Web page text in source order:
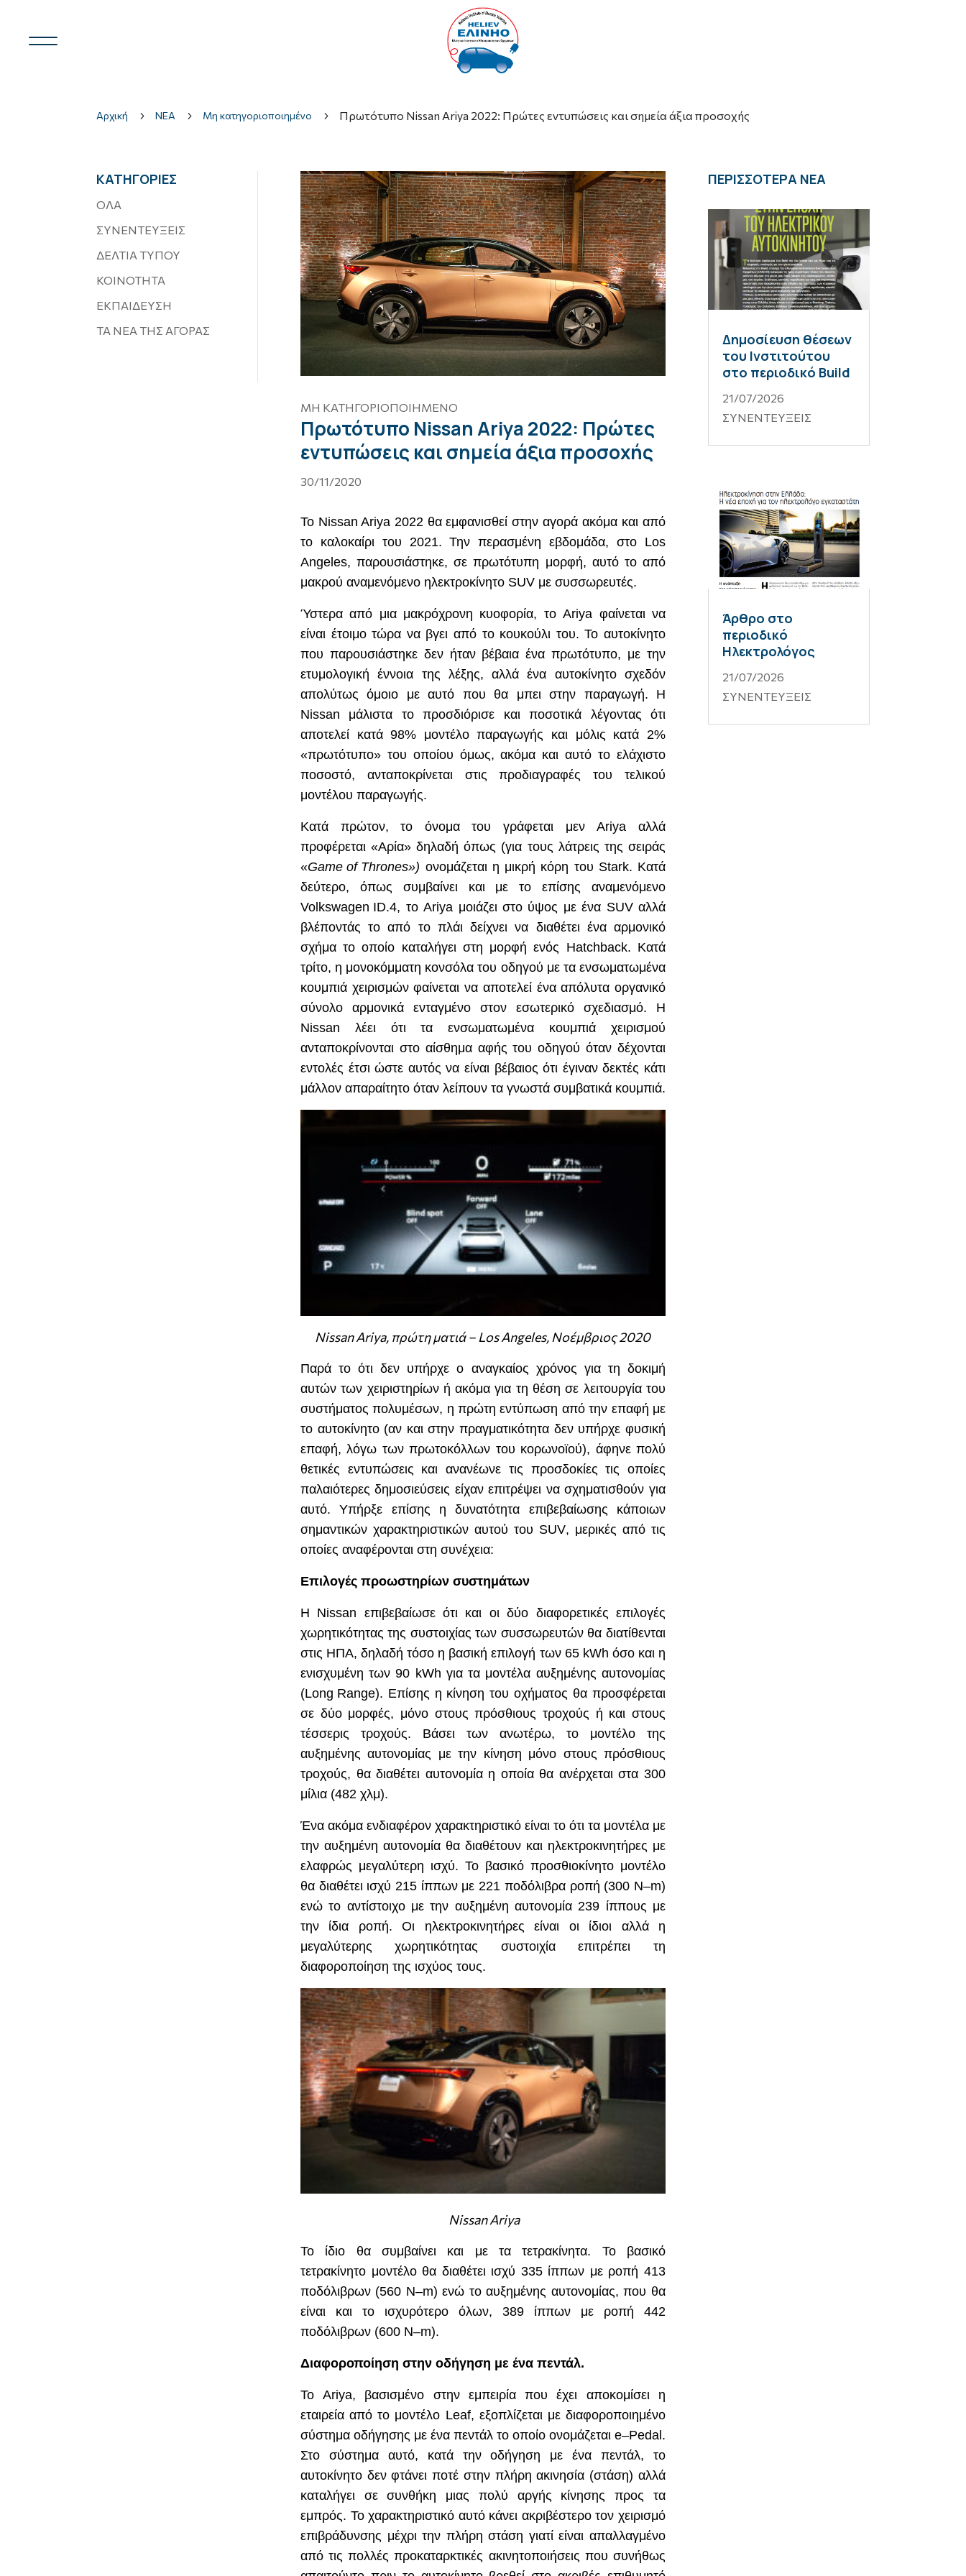
Αρχική 5 ΝΕΑ 5 Μη κατηγοριοποιημένο 5 Πρωτότυπο Nissan Ariya 2022: Πρώτες εντυπώσεις και σημεία άξια προσοχής
ΚΑΤΗΓΟΡΙΕΣ
ΟΛΑ
ΣΥΝΕΝΤΕΥΞΕΙΣ
ΔΕΛΤΙΑ ΤΥΠΟΥ
ΚΟΙΝΟΤΗΤΑ
ΕΚΠΑΙΔΕΥΣΗ
ΤΑ ΝΕΑ ΤΗΣ ΑΓΟΡΑΣ
ΜΗ ΚΑΤΗΓΟΡΙΟΠΟΙΗΜΈΝΟ
Πρωτότυπο Nissan Ariya 2022: Πρώτες
εντυπώσεις και σημεία άξια προσοχής
30/11/2020
Το Nissan Ariya2022 θα εμφανισθεί στην αγορά ακόμα και από
το καλοκαίρι του 2021. Την περασμένη εβδομάδα, στο Los
Angeles, παρουσιάστηκε, σε πρωτότυπη μορφή, αυτό το από
μακρού αναμενόμενο ηλεκτροκίνητο SUVμε συσσωρευτές.
Ύστερα από μια μακρόχρονη κυοφορία, τοAriya φαίνεται να
είναι έτοιμο τώρα να βγει από το κουκούλι του. Το αυτοκίνητο
που παρουσιάστηκε δεν ήταν βέβαια ένα πρωτότυπο, με την
ετυμολογική έννοια της λέξης, αλλά ένα αυτοκίνητο σχεδόν
απολύτως όμοιο με αυτό που θα μπει στην παραγωγή. Η
Nissan μάλιστα το προσδιόρισε και ποσοτικά λέγοντας ότι
αποτελεί κατά 98% μοντέλο παραγωγής και μόλις κατά 2%
«πρωτότυπο» του οποίου όμως, ακόμα και αυτό το ελάχιστο
ποσοστό, ανταποκρίνεται στις προδιαγραφές του τελικού
μοντέλου παραγωγής.
Κατά πρώτον, το όνομα του γράφεται μενAriya αλλά
προφέρεται «Αρία» δηλαδή όπως (για τους λάτρεις της σειράς
«Game of Thrones») ονομάζεται η μικρή κόρη του Stark. Κατά
δεύτερο, όπως συμβαίνει και με το επίσης αναμενόμενο
Volkswagen ID.4, τοAriya μοιάζει στο ύψος με ένα SUVαλλά
βλέποντάς το από το πλάι δείχνει να διαθέτει ένα αρμονικό
σχήμα το οποίο καταλήγει στη μορφή ενός Hatchback. Κατά
τρίτο, η μονοκόμματη κονσόλα του οδηγού με τα ενσωματωμένα
κουμπιά χειρισμών φαίνεται να αποτελεί ένα απόλυτα οργανικό
σύνολο αρμονικά ενταγμένο στον εσωτερικό σχεδιασμό. Η
Nissan λέει ότι τα ενσωματωμένα κουμπιά χειρισμού
ανταποκρίνονται στο αίσθημα αφής του οδηγού όταν δέχονται
εντολές έτσι ώστε αυτός να είναι βέβαιος ότι έγιναν δεκτές κάτι
μάλλον απαραίτητο όταν λείπουν τα γνωστά συμβατικά κουμπιά.
NissanAriya, πρώτη ματιά – LosAngeles, Νοέμβριος 2020
Παρά το ότι δεν υπήρχε ο αναγκαίος χρόνος για τη δοκιμή
αυτών των χειριστηρίων ή ακόμα για τη θέση σε λειτουργία του
συστήματος πολυμέσων, η πρώτη εντύπωση από την επαφή με
το αυτοκίνητο (αν και στην πραγματικότητα δεν υπήρχε φυσική
επαφή, λόγω των πρωτοκόλλων του κορωνοϊού), άφηνε πολύ
θετικές εντυπώσεις και ανανέωνε τις προσδοκίες τις οποίες
παλαιότερες δημοσιεύσεις είχαν επιτρέψει να σχηματισθούν για
αυτό. Υπήρξε επίσης η δυνατότητα επιβεβαίωσης κάποιων
σημαντικών χαρακτηριστικών αυτού του SUV, μερικές από τις
οποίες αναφέρονται στη συνέχεια:
Επιλογές προωστηρίων συστημάτων
Η Nissan επιβεβαίωσε ότι και οι δύο διαφορετικές επιλογές
χωρητικότητας της συστοιχίας των συσσωρευτών θα διατίθενται
στις ΗΠΑ, δηλαδή τόσο η βασική επιλογή των 65 kWh όσο και η
ενισχυμένη των 90 kWh για τα μοντέλα αυξημένης αυτονομίας
(Long Range). Επίσης η κίνηση του οχήματος θα προσφέρεται
σε δύο μορφές, μόνο στους πρόσθιους τροχούς ή και στους
τέσσερις τροχούς. Βάσει των ανωτέρω, το μοντέλο της
αυξημένης αυτονομίας με την κίνηση μόνο στους πρόσθιους
τροχούς, θα διαθέτει αυτονομία η οποία θα ανέρχεται στα 300
μίλια (482 χλμ).
Ένα ακόμα ενδιαφέρον χαρακτηριστικό είναι το ότι τα μοντέλα με
την αυξημένη αυτονομία θα διαθέτουν και ηλεκτροκινητήρες με
ελαφρώς μεγαλύτερη ισχύ. Το βασικό προσθιοκίνητο μοντέλο
θα διαθέτει ισχύ 215 ίππων με 221 ποδόλιβρα ροπή (300 N–m)
ενώ το αντίστοιχο με την αυξημένη αυτονομία 239 ίππους με
την ίδια ροπή. Οι ηλεκτροκινητήρες είναι οι ίδιοι αλλά η
μεγαλύτερης χωρητικότητας συστοιχία επιτρέπει τη
διαφοροποίηση της ισχύος τους.
NissanAriya
Το ίδιο θα συμβαίνει και με τα τετρακίνητα. Το βασικό
τετρακίνητο μοντέλο θα διαθέτει ισχύ 335 ίππων με ροπή 413
ποδόλιβρων (560 N–m) ενώ το αυξημένης αυτονομίας, που θα
είναι και το ισχυρότερο όλων, 389 ίππων με ροπή 442
ποδόλιβρων (600 N–m).
Διαφοροποίηση στην οδήγηση με ένα πεντάλ.
ΤοAriya, βασισμένο στην εμπειρία που έχει αποκομίσει η
εταιρεία από το μοντέλο Leaf, εξοπλίζεται με διαφοροποιημένο
σύστημα οδήγησης με ένα πεντάλ το οποίο ονομάζεται e–Pedal.
Στο σύστημα αυτό, κατά την οδήγηση με ένα πεντάλ, το
αυτοκίνητο δεν φτάνει ποτέ στην πλήρη ακινησία (στάση) αλλά
καταλήγει σε συνθήκη μιας πολύ αργής κίνησης προς τα
εμπρός. Το χαρακτηριστικό αυτό κάνει ακριβέστερο τον χειρισμό
επιβράδυνσης μέχρι την πλήρη στάση γιατί είναι απαλλαγμένο
από τις πολλές προκαταρκτικές ακινητοποιήσεις που συνήθως
ΠΕΡΙΣΣΟΤΕΡΑ ΝΕΑ
Δημοσίευση θέσεων
του Ινστιτούτου
στο περιοδικό Build
21/07/2026
ΣΥΝΕΝΤΕΥΞΕΙΣ
Άρθρο στο
περιοδικό
Ηλεκτρολόγος
21/07/2026
ΣΥΝΕΝΤΕΥΞΕΙΣ